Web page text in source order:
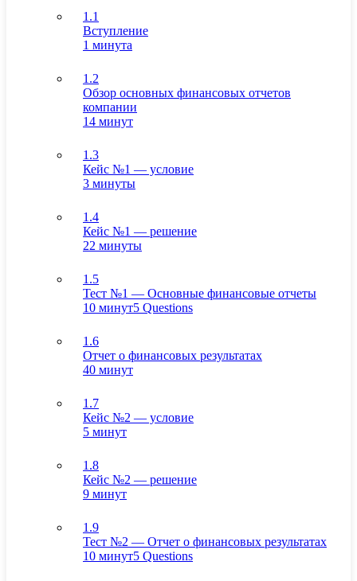
1.1
Вступление
1 минута
1.2
Обзор основных финансовых отчетов
компании
14 минут
1.3
Кейс №1 — условие
3 минуты
1.4
Кейс №1 — решение
22 минуты
1.5
Тест №1 — Основные финансовые отчеты
10 минут5 Questions
1.6
Отчет о финансовых результатах
40 минут
1.7
Кейс №2 — условие
5 минут
1.8
Кейс №2 — решение
9 минут
1.9
Тест №2 — Отчет о финансовых результатах
10 минут5 Questions